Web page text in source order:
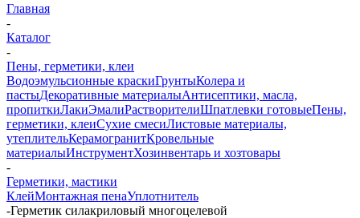
Главная
-
Каталог
-
Пены, герметики, клеи
Водоэмульсионные краскиГрунтыКолера и
пастыДекоративные материалыАнтисептики, масла,
пропиткиЛакиЭмалиРастворителиШпатлевки готовыеПены,
герметики, клеиСухие смесиЛистовые материалы,
утеплительКерамогранитКровельные
материалыИнструментХозинвентарь и хозтовары
-
Герметики, мастики
КлейМонтажная пенаУплотнитель
-Герметик силакриловый многоцелевой